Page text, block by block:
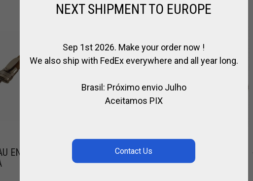
EN
SERVICE À
BARBECUE
EN CORNE DE
NEXT SHIPMENT TO EUROPE
Sep 1st 2026. Make your order now !
We also ship with FedEx everywhere and all year long.
Brasil: Próximo envio Julho
Aceitamos PIX